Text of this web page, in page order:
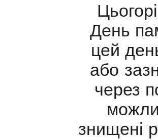
День
цей
або
через
знищені